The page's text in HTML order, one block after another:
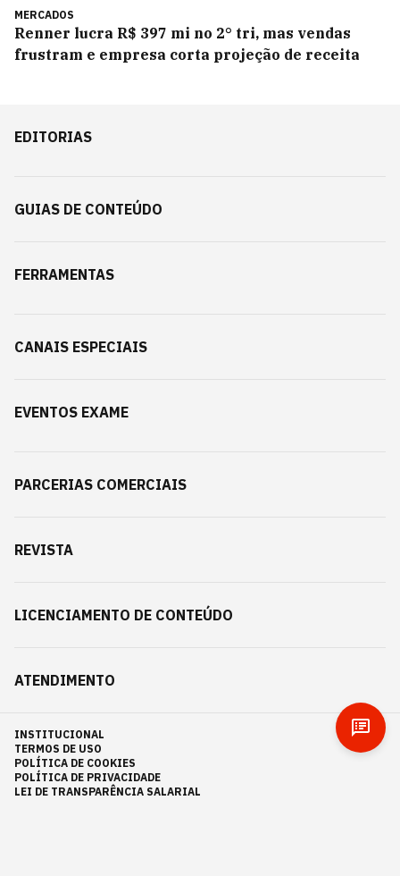
MERCADOS
Renner lucra R$ 397 mi no 2° tri, mas vendas
frustram e empresa corta projeção de receita
EDITORIAS
GUIAS DE CONTEÚDO
FERRAMENTAS
CANAIS ESPECIAIS
EVENTOS EXAME
PARCERIAS COMERCIAIS
REVISTA
LICENCIAMENTO DE CONTEÚDO
ATENDIMENTO
INSTITUCIONAL
TERMOS DE USO
POLÍTICA DE COOKIES
POLÍTICA DE PRIVACIDADE
LEI DE TRANSPARÊNCIA SALARIAL